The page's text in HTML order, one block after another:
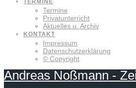
TERMINE
Termine
Privatunterricht
Aktuelles u. Archiv
KONTAKT
Impressum
Datenschutzerklärung
© Copyright
Andreas Noßmann -